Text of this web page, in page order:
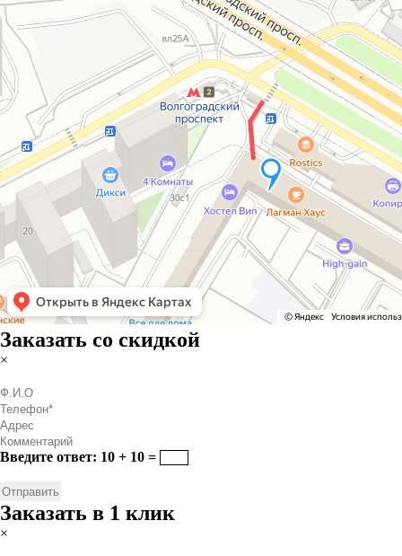
Заказать со скидкой
×
Введите ответ: 10 + 10 =
Заказать в 1 клик
×